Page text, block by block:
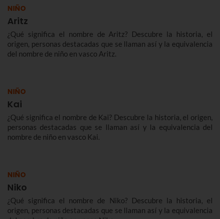
NIÑO
Aritz
¿Qué significa el nombre de Aritz? Descubre la historia, el
origen, personas destacadas que se llaman así y la equivalencia
del nombre de niño en vasco Aritz.
NIÑO
Kai
¿Qué significa el nombre de Kai? Descubre la historia, el origen,
personas destacadas que se llaman así y la equivalencia del
nombre de niño en vasco Kai.
NIÑO
Niko
¿Qué significa el nombre de Niko? Descubre la historia, el
origen, personas destacadas que se llaman así y la equivalencia